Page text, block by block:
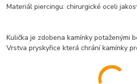
Materiál piercingu: chirurgické oceli
Kulička je zdobena kamínky potaženými
Vrstva pryskyřice která chrání kamínky